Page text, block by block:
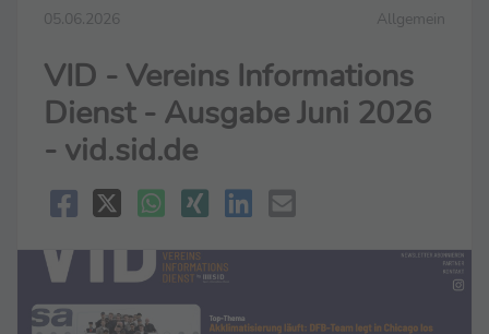
05.06.2026 Allgemein
VID - Vereins Informations
Dienst - Ausgabe Juni 2026
- vid.sid.de